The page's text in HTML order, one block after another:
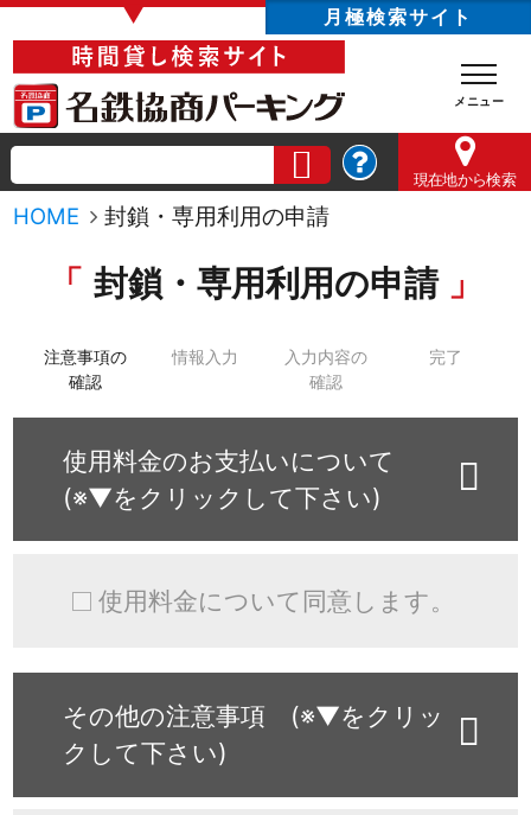
▼ 月極検索サイト
現在地から検索
HOME 封鎖・専用利用の申請
封鎖・専用利用の申請
注意事項の
確認
情報入力
入力内容の
確認
完了
使用料金のお支払いについて
(※▼をクリックして下さい)
使用料金について同意します。
その他の注意事項 (※▼をクリッ
クして下さい)